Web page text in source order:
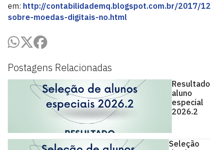
Postagens Relacionadas
Resultado
aluno
especial
2026.2
Seleção
em: http://contabilidademq.blogspot.com.br/2017/12/
sobre-moedas-digitais-no.html